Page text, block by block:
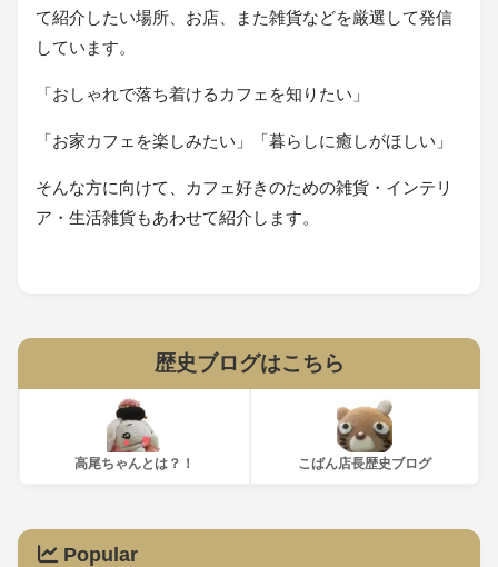
て紹介したい場所、お店、また雑貨などを厳選して発信
しています。
「おしゃれで落ち着けるカフェを知りたい」
「お家カフェを楽しみたい」「暮らしに癒しがほしい」
そんな方に向けて、カフェ好きのための雑貨・インテリ
ア・生活雑貨もあわせて紹介します。
歴史ブログはこちら
高尾ちゃんとは？！ こばん店長歴史ブログ
Popular